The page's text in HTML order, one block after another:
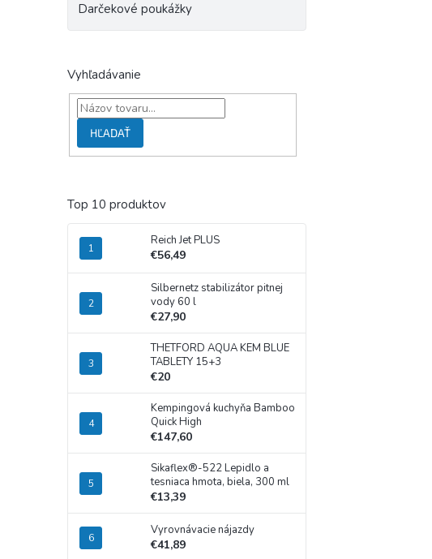
Darčekové poukážky
Vyhľadávanie
HĽADAŤ
Top 10 produktov
Reich Jet PLUS
€56,49
Silbernetz stabilizátor pitnej
vody 60 l
€27,90
THETFORD AQUA KEM BLUE
TABLETY 15+3
€20
Kempingová kuchyňa Bamboo
Quick High
€147,60
Sikaflex®-522 Lepidlo a
tesniaca hmota, biela, 300 ml
€13,39
Vyrovnávacie nájazdy
€41,89